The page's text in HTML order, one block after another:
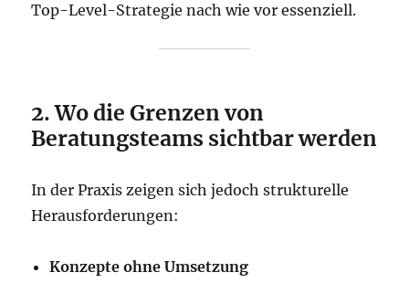
Top-Level-Strategie nach wie vor essenziell.
2. Wo die Grenzen von
Beratungsteams sichtbar werden
In der Praxis zeigen sich jedoch strukturelle
Herausforderungen:
Konzepte ohne Umsetzung